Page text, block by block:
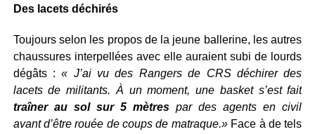
Des lacets déchirés
Toujours selon les propos de la jeune ballerine, les autres
chaussures interpellées avec elle auraient subi de lourds
dégâts :« J’ai vu des Rangers de CRS déchirer des
lacets de militants. À un moment, une basket s’est fait
traîner au sol sur 5 mètrespar des agents en civil
avant d’être rouée de coups de matraque.»Face à de tels